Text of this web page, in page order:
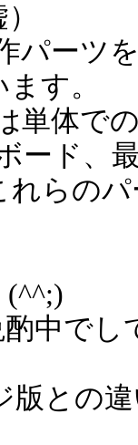
パーツ
す。
単体で
ード、
れらの
中でし
との